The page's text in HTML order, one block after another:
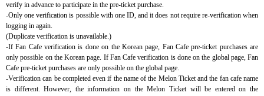
verify in advance to participate in the pre-ticket purchase.
-Only one verification is possible with one ID, and it does not require re-verification when
logging in again.
(Duplicate verification is unavailable.)
-If Fan Cafe verification is done on the Korean page, Fan Cafe pre-ticket purchases are
only possible on the Korean page. If Fan Cafe verification is done on the global page, Fan
Cafe pre-ticket purchases are only possible on the global page.
-Verification can be completed even if the name of the Melon Ticket and the fan cafe name
is different. However, the information on the Melon Ticket will be entered on the